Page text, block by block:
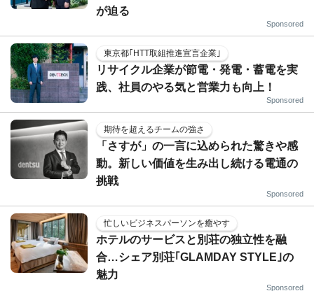
が迫る
Sponsored
東京都｢HTT取組推進宣言企業｣
リサイクル企業が節電・発電・蓄電を実
践、社員のやる気と営業力も向上！
Sponsored
期待を超えるチームの強さ
「さすが」の一言に込められた驚きや感
動。新しい価値を生み出し続ける電通の
挑戦
Sponsored
忙しいビジネスパーソンを癒やす
ホテルのサービスと別荘の独立性を融
合…シェア別荘｢GLAMDAY STYLE｣の
魅力
Sponsored